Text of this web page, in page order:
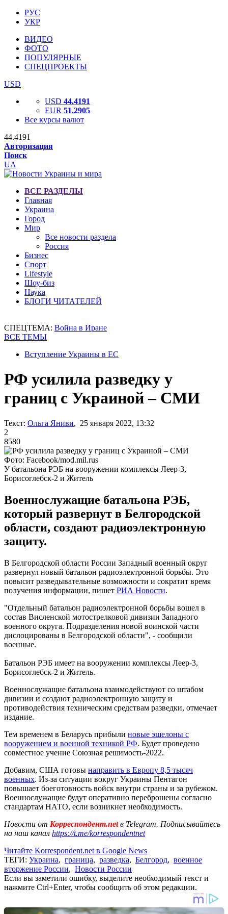
РУС
УКР
ВИДЕО
ФОТО
ПОПУЛЯРНЫЕ
СПЕЦПРОЕКТЫ
USD
USD 44.4191
EUR 51.2905
Все курсы валют
44.4191
Авторизация
Поиск
UA
ВСЕ РАЗДЕЛЫ
Главная
Украина
Город
Мир
Все новости раздела
Россия
Бизнес
Спорт
Lifestyle
Шоу-биз
Наука
БЛОГИ ЧИТАТЕЛЕЙ
СПЕЦТЕМА: Война в Иране
ВСЕ ТЕМЫ
Вступление Украины в ЕС
РФ усилила разведку у
границ с Украиной – СМИ
Текст: Ольга Яниви, 25 января 2022, 13:32
2
8580
Фото: Facebook/mod.mil.rus
У батальона РЭБ на вооружении комплексы Леер-3,
Борисоглебск-2 и Житель
Военнослужащие батальона РЭБ,
который развернут в Белгородской
области, создают радиоэлектронную
защиту.
В Белгородской области России Западный военный округ
развернул новый батальон радиоэлектронной борьбы. Это
повысит разведывательные возможности и сократит время
получения информации, пишет РИА Новости.
"Отдельный батальон радиоэлектронной борьбы вошел в
состав Висленской мотострелковой дивизии Западного
военного округа. Подразделения новой воинской части
дислоцированы в Белгородской области", - сообщили
военные.
Батальон РЭБ имеет на вооружении комплексы Леер-3,
Борисоглебск-2 и Житель.
Военнослужащие батальона взаимодействуют со штабом
дивизии и создают радиоэлектронную защиту и
противодействия техническим средствам разведки, отмечает
издание.
Тем временем в Беларусь прибыли новые эшелоны с
вооружением и военной техникой РФ. Будет проведено
совместное учение Союзная решимость-2022.
Добавим, США готовы направить в Европу 8,5 тысяч
военных. Из-за ситуации вокруг Украины Пентагон
повышает боеготовность войск внутри страны и за рубежом.
Военнослужащие будут оперативно переброшены согласно
стандартам НАТО, если возникнет необходимость.
Новости от Корреспондент.netв Telegram. Подписывайтесь
на наш канал https://t.me/korrespondentnet
Читайте Korrespondent.net в Google News
ТЕГИ: Украина, граница, разведка, Белгород, военное
вторжение России, Новости России
Если вы заметили ошибку, выделите необходимый текст и
нажмите Ctrl+Enter, чтобы сообщить об этом редакции.